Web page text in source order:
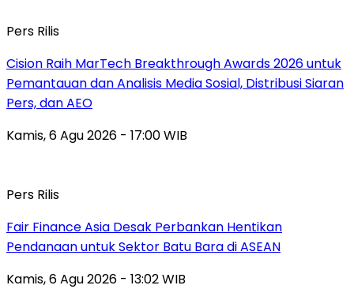
Pers Rilis
Cision Raih MarTech Breakthrough Awards 2026 untuk
Pemantauan dan Analisis Media Sosial, Distribusi Siaran
Pers, dan AEO
Kamis, 6 Agu 2026 - 17:00 WIB
Pers Rilis
Fair Finance Asia Desak Perbankan Hentikan
Pendanaan untuk Sektor Batu Bara di ASEAN
Kamis, 6 Agu 2026 - 13:02 WIB